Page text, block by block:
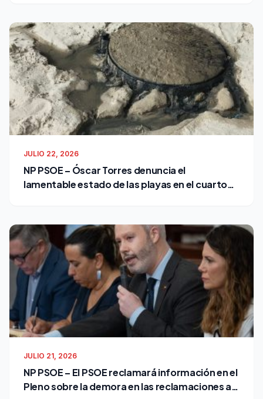
JULIO 22, 2026
NP PSOE – Óscar Torres denuncia el
lamentable estado de las playas en el cuarto
JULIO 21, 2026
NP PSOE – El PSOE reclamará información en el
Pleno sobre la demora en las reclamaciones al